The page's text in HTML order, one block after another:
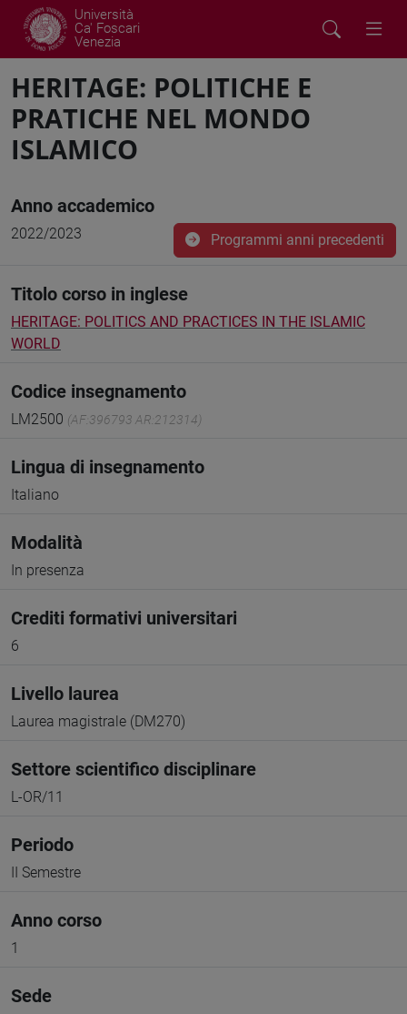
Università
Ca' Foscari
Venezia
HERITAGE: POLITICHE E
PRATICHE NEL MONDO
ISLAMICO
Anno accademico
2022/2023 Programmi anni precedenti
Titolo corso in inglese
HERITAGE: POLITICS AND PRACTICES IN THE ISLAMIC
WORLD
Codice insegnamento
LM2500 (AF:396793 AR:212314)
Lingua di insegnamento
Italiano
Modalità
In presenza
Crediti formativi universitari
6
Livello laurea
Laurea magistrale (DM270)
Settore scientifico disciplinare
L-OR/11
Periodo
II Semestre
Anno corso
1
Sede